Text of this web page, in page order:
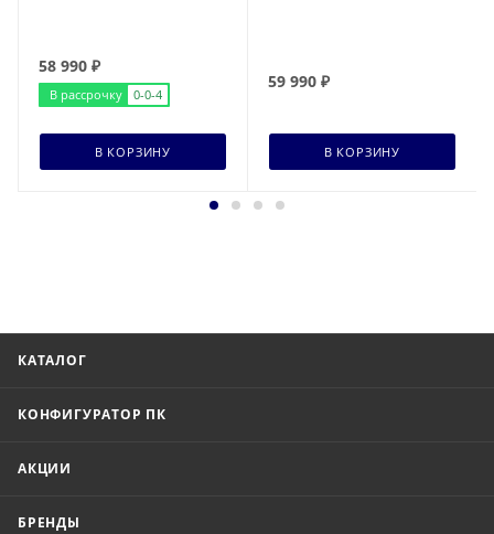
58 990 ₽
В рассрочку 0-0-4
В КОРЗИНУ
59 990 ₽
В КОРЗИНУ
КАТАЛОГ
КОНФИГУРАТОР ПК
АКЦИИ
БРЕНДЫ